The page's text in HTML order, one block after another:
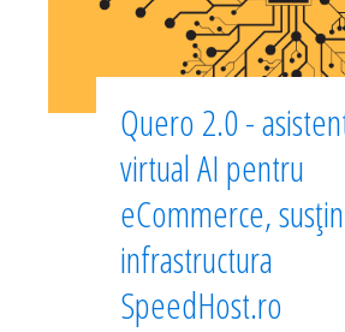
Quero 2.0 -
virtual AI pentru
eCommerce,
infrastructura
SpeedHost.ro